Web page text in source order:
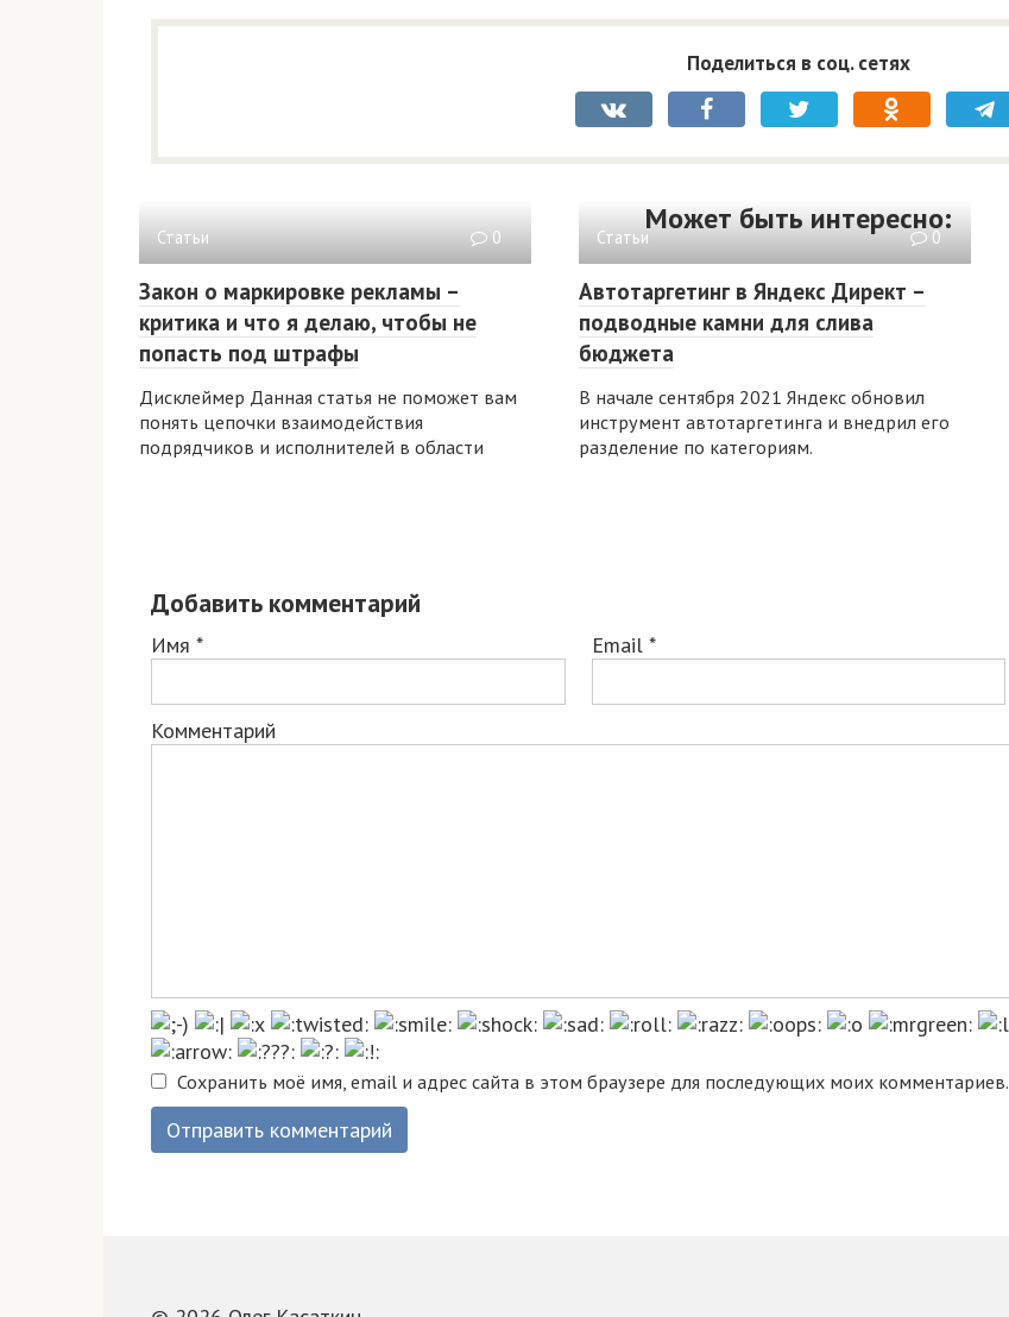
Поделиться в соц. сетях
Может быть интересно:
Статьи 0
Закон о маркировке рекламы –
критика и что я делаю, чтобы не
попасть под штрафы
Дисклеймер Данная статья не поможет вам
понять цепочки взаимодействия
подрядчиков и исполнителей в области
Статьи 0
Автотаргетинг в Яндекс Директ –
подводные камни для слива
бюджета
В начале сентября 2021 Яндекс обновил
инструмент автотаргетинга и внедрил его
разделение по категориям.
Добавить комментарий
Имя * Email *
Комментарий
Сохранить моё имя, email и адрес сайта в этом браузере для последующих моих комментариев.